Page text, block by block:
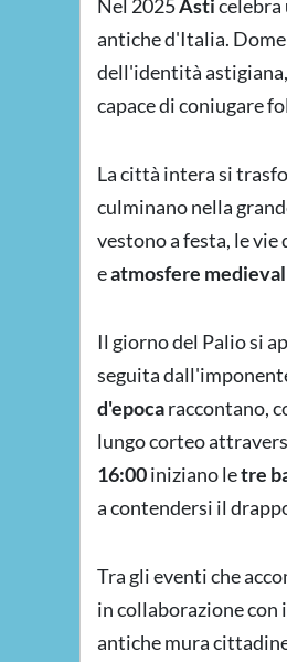
Nel 2025Asti
antiche d'Italia.
dell'identità
capace di coniugare
La città intera si
culminano nella
vestono a festa, le vie
eatmosfere
Il giorno del Palio si
seguita
d'epocaraccontano,
lungo corteo
16:00iniziano letre
a contendersi il
Tra gli eventi che
in collaborazione con
antiche mura